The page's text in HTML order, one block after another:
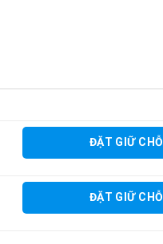
ĐẶT GIỮ CHỖ
ĐẶT GIỮ CHỖ